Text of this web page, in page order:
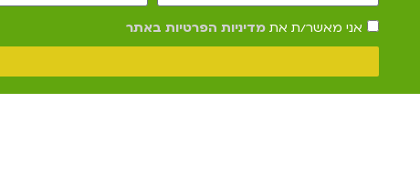
אני מאשר/ת את מדיניות הפרטיות באתר